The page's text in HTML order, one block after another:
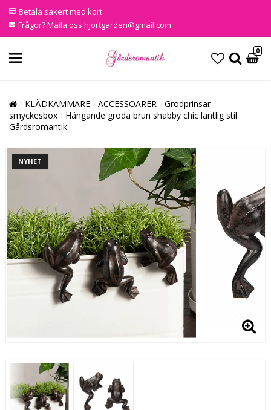
Betala säkert med kort
Frågor? Maila oss hjortgarden@gmail.com
0
KLÄDKAMMARE ACCESSOARER
Grodprinsar
smyckesbox
Hängande groda brun shabby chic lantlig stil
Gårdsromantik
NYHET